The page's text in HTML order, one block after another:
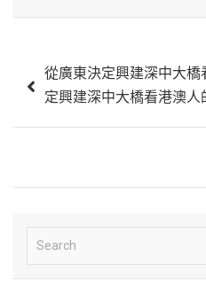
章 從廣東決定興建深中大
定興建深中大橋看港澳人
e